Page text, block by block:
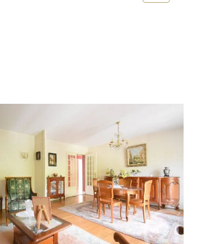
T3 à vendre
000 €
Sources entièrement refait à vos